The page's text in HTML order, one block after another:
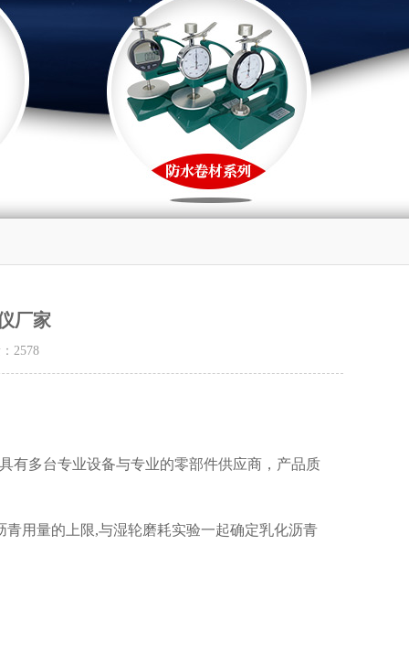
厂家
2578
有多台专业设备与专业的零部件供应商，产品质
青用量的上限,与湿轮磨耗实验一起确定乳化沥青